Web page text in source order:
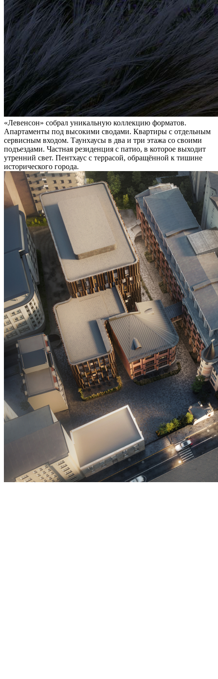
«Левенсон» собрал уникальную коллекцию форматов.
Апартаменты под высокими сводами. Квартиры с отдельным
сервисным входом. Таунхаусы в два и три этажа со своими
подъездами. Частная резиденция с патио, в которое выходит
утренний свет. Пентхаус с террасой, обращённой к тишине
исторического города.